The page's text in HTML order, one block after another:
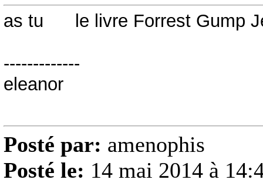
as tu le livre Forrest Gump
-------------
eleanor
Posté par: amenophis
Posté le: 14 mai 2014 à